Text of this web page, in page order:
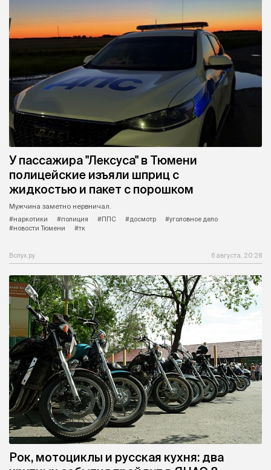
У пассажира "Лексуса" в Тюмени
полицейские изъяли шприц с
жидкостью и пакет с порошком
Мужчина заметно нервничал.
#наркотики
#полиция #ППС #досмотр
#уголовное дело
#новости Тюмени
#тк
Вслух.ру 6 августа, 20:28
Рок, мотоциклы и русская кухня: два